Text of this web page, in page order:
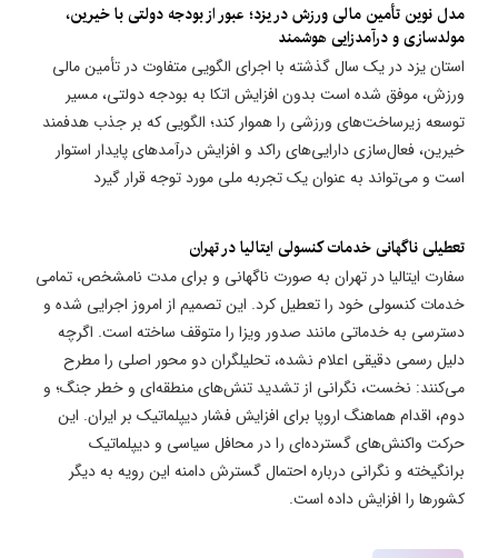
مدل نوین تأمین مالی ورزش در یزد؛ عبور از بودجه دولتی با خیرین،
مولدسازی و درآمدزایی هوشمند
استان یزد در یک سال گذشته با اجرای الگویی متفاوت در تأمین مالی
ورزش، موفق شده است بدون افزایش اتکا به بودجه دولتی، مسیر
توسعه زیرساخت‌های ورزشی را هموار کند؛ الگویی که بر جذب هدفمند
خیرین، فعال‌سازی دارایی‌های راکد و افزایش درآمدهای پایدار استوار
است و می‌تواند به عنوان یک تجربه ملی مورد توجه قرار گیرد
تعطیلی ناگهانی خدمات کنسولی ایتالیا در تهران
سفارت ایتالیا در تهران به صورت ناگهانی و برای مدت نامشخص، تمامی
خدمات کنسولی خود را تعطیل کرد. این تصمیم از امروز اجرایی شده و
دسترسی به خدماتی مانند صدور ویزا را متوقف ساخته است. اگرچه
دلیل رسمی دقیقی اعلام نشده، تحلیلگران دو محور اصلی را مطرح
می‌کنند: نخست، نگرانی از تشدید تنش‌های منطقه‌ای و خطر جنگ؛ و
دوم، اقدام هماهنگ اروپا برای افزایش فشار دیپلماتیک بر ایران. این
حرکت واکنش‌های گسترده‌ای را در محافل سیاسی و دیپلماتیک
برانگیخته و نگرانی درباره احتمال گسترش دامنه این رویه به دیگر
کشورها را افزایش داده است.